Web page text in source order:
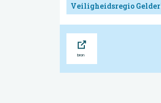
Veiligheidsregio